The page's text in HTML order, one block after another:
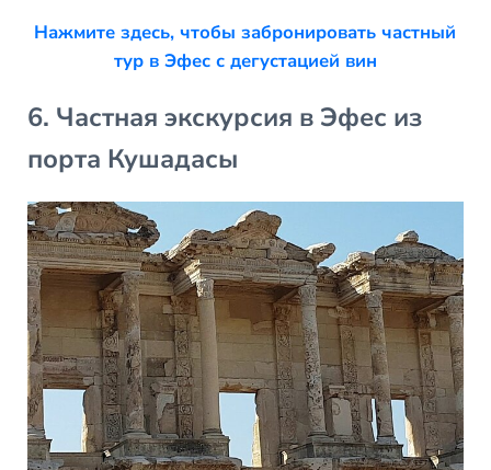
Нажмите здесь, чтобы забронировать частный
тур в Эфес с дегустацией вин
6. Частная экскурсия в Эфес из
порта Кушадасы